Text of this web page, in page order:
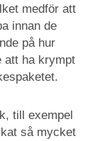
medför att
innan de
på hur
att ha krympt
till exempel
så mycket